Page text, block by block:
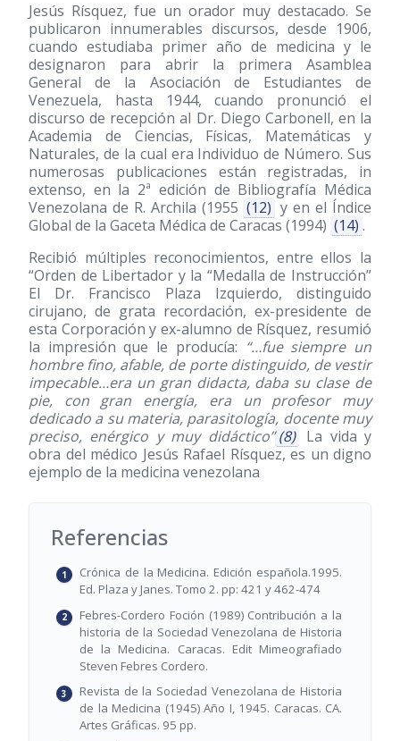
Jesús Rísquez, fue un orador muy destacado. Se
publicaron innumerables discursos, desde 1906,
cuando estudiaba primer año de medicina y le
designaron para abrir la primera Asamblea
General de la Asociación de Estudiantes de
Venezuela, hasta 1944, cuando pronunció el
discurso de recepción al Dr. Diego Carbonell, en la
Academia de Ciencias, Físicas, Matemáticas y
Naturales, de la cual era Individuo de Número. Sus
numerosas publicaciones están registradas, in
extenso, en la 2ª edición de Bibliografía Médica
Venezolana de R. Archila (1955 (12) y en el Índice
Global de la Gaceta Médica de Caracas (1994) (14) .
Recibió múltiples reconocimientos, entre ellos la
“Orden de Libertador y la “Medalla de Instrucción”
El Dr. Francisco Plaza Izquierdo, distinguido
cirujano, de grata recordación, ex-presidente de
esta Corporación y ex-alumno de Rísquez, resumió
la impresión que le producía: “…fue siempre un
hombre fino, afable, de porte distinguido, de vestir
impecable…era un gran didacta, daba su clase de
pie, con gran energía, era un profesor muy
dedicado a su materia, parasitología, docente muy
preciso, enérgico y muy didáctico” (8)
La vida y
obra del médico Jesús Rafael Rísquez, es un digno
ejemplo de la medicina venezolana
Referencias
Crónica de la Medicina. Edición española.1995.
Ed. Plaza y Janes. Tomo 2. pp: 421 y 462-474
Febres-Cordero Foción (1989) Contribución a la
historia de la Sociedad Venezolana de Historia
de la Medicina. Caracas. Edit Mimeografiado
Steven Febres Cordero.
Revista de la Sociedad Venezolana de Historia
de la Medicina (1945) Año I, 1945. Caracas. CA.
Artes Gráficas. 95 pp.